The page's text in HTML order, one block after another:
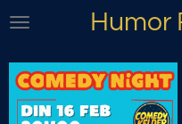
Ga
naar
de
hoofdinhoud
Humor